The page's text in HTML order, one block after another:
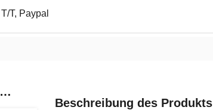
T/T, Paypal
VERWANDTE PRODUKTE
Beschreibung des Produkts